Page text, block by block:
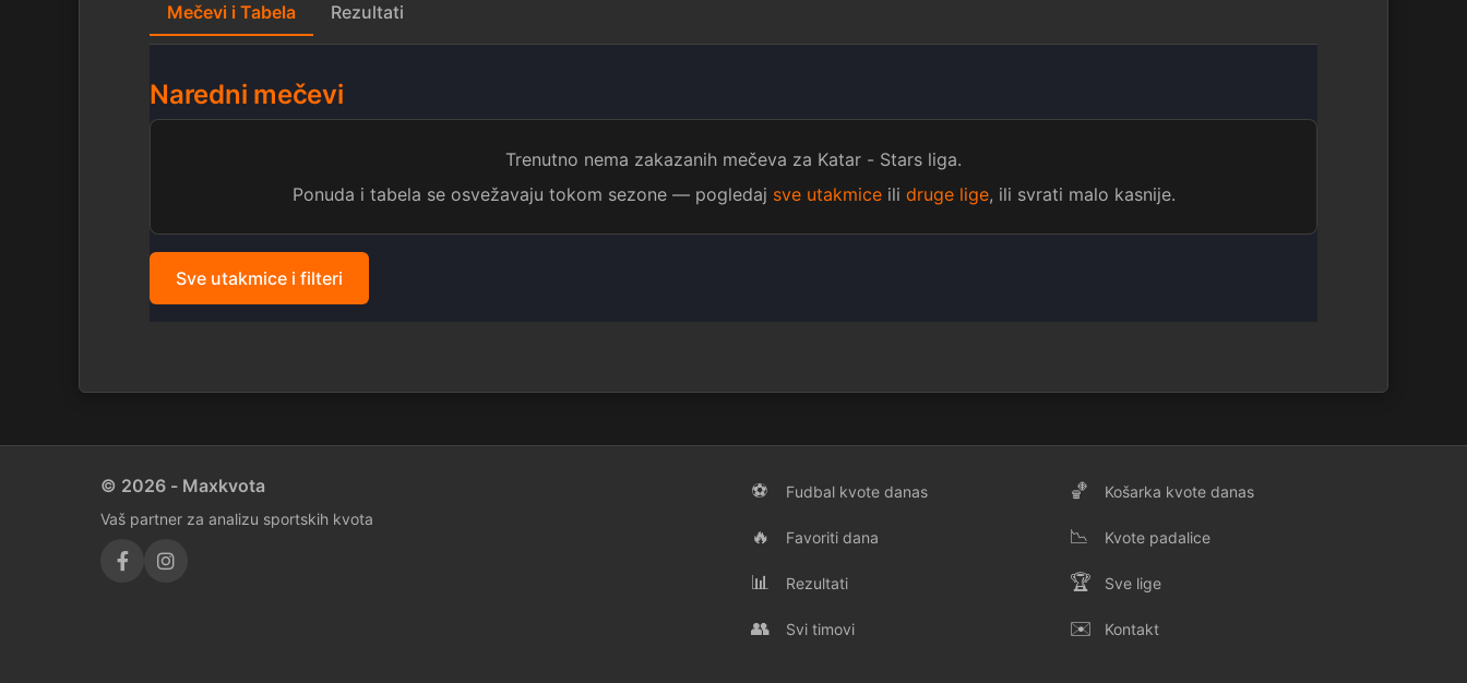
Mečevi i Tabela Rezultati
Naredni mečevi
Trenutno nema zakazanih mečeva za Katar - Stars liga.
Ponuda i tabela se osvežavaju tokom sezone — pogledaj sve utakmiceili druge lige, ili svrati malo kasnije.
Sve utakmice i filteri
© 2026 - Maxkvota
Vaš partner za analizu sportskih kvota
⚽ Fudbal kvote danas 🏀 Košarka kvote danas
🔥 Favoriti dana 📉 Kvote padalice
📊 Rezultati 🏆 Sve lige
👥 Svi timovi ✉️ Kontakt